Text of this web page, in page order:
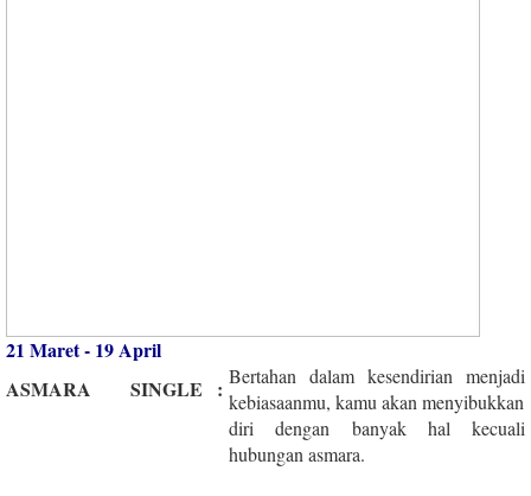
21 Maret - 19 April
ASMARA
SINGLE : Bertahan dalam kesendirian menjadi
kebiasaanmu, kamu akan menyibukkan
diri dengan banyak hal kecuali
hubungan asmara.